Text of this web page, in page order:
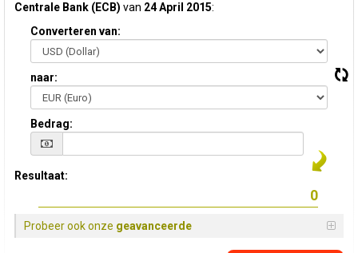
Centrale Bank (ECB) van 24 April 2015:
Converteren van:
naar:
Bedrag:
Resultaat:
Probeer ook onze geavanceerde